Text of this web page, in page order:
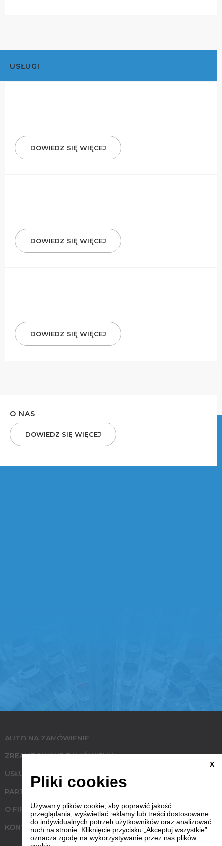
USŁUGI
DOWIEDZ SIĘ WIĘCEJ
DOWIEDZ SIĘ WIĘCEJ
DOWIEDZ SIĘ WIĘCEJ
O NAS
DOWIEDZ SIĘ WIĘCEJ
AUTO NA ZAMÓWIENIE
ZREALIZOWANE ZAMÓWIENIA
USŁUGI
PARTNERZY
O FIRMIE
KONTAKT
X
Pliki cookies
Używamy plików cookie, aby poprawić jakość
przeglądania, wyświetlać reklamy lub treści dostosowane
do indywidualnych potrzeb użytkowników oraz analizować
ruch na stronie. Kliknięcie przycisku „Akceptuj wszystkie”
oznacza zgodę na wykorzystywanie przez nas plików